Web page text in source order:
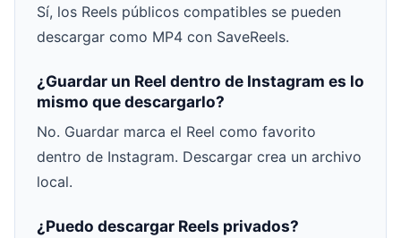
Sí, los Reels públicos compatibles se pueden
descargar como MP4 con SaveReels.
¿Guardar un Reel dentro de Instagram es lo
mismo que descargarlo?
No. Guardar marca el Reel como favorito
dentro de Instagram. Descargar crea un archivo
local.
¿Puedo descargar Reels privados?